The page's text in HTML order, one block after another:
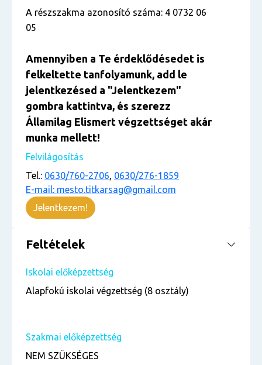
A részszakma azonosító száma: 4 0732 06
05
Amennyiben a Te érdeklődésedet is
felkeltette tanfolyamunk, add le
jelentkezésed a "Jelentkezem"
gombra kattintva, és szerezz
Államilag Elismert végzettséget akár
munka mellett!
Felvilágosítás
Tel.: 0630/760-2706, 0630/276-1859
E-mail: mesto.titkarsag@gmail.com
Jelentkezem!
Feltételek
Iskolai előképzettség
Alapfokú iskolai végzettség (8 osztály)
Szakmai előképzettség
NEM SZÜKSÉGES